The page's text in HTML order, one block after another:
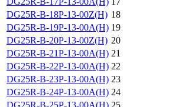
DG25R-B-18P-13-00Z(H) 18
DG25R-B-19P-13-00A(H) 19
DG25R-B-20P-13-00Z(H) 20
DG25R-B-21P-13-00A(H) 21
DG25R-B-22P-13-00A(H) 22
DG25R-B-23P-13-00A(H) 23
DG25R-B-24P-13-00A(H) 24
DG25R-B-25P-13-00A(H) 25